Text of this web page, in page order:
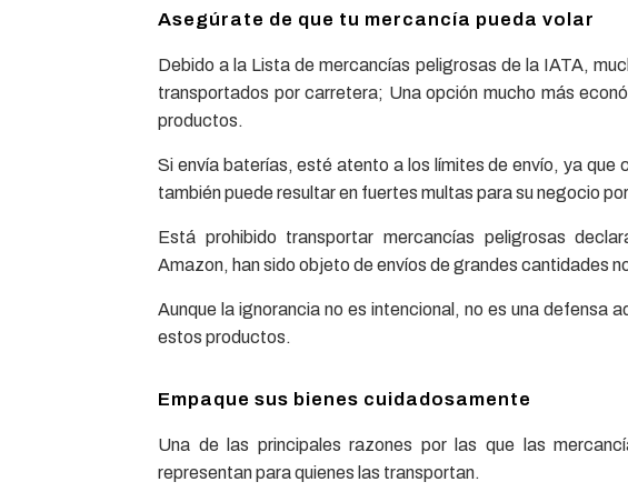
Asegúrate de que tu mercancía pueda volar
Debido a la Lista de mercancías peligrosas de la IATA,
transportados por carretera; Una opción mucho más
productos.
Si envía baterías, esté atento a los límites de envío, ya
también puede resultar en fuertes multas para su negocio
Está prohibido transportar mercancías peligrosas
Amazon, han sido objeto de envíos de grandes cantidades
Aunque la ignorancia no es intencional, no es una defensa
estos productos.
Empaque sus bienes cuidadosamente
Una de las principales razones por las que las
representan para quienes las transportan.